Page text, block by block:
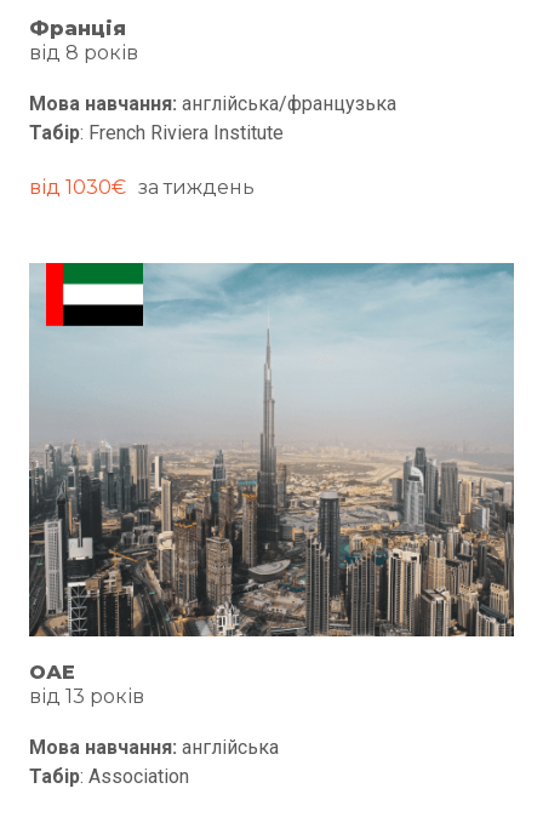
Франція
від 8 років
Мова навчання: англійська/французька
Табір: French Riviera Institute
від 1030€ за тиждень
ОАЕ
від 13 років
Мова навчання: англійська
Табір: Association